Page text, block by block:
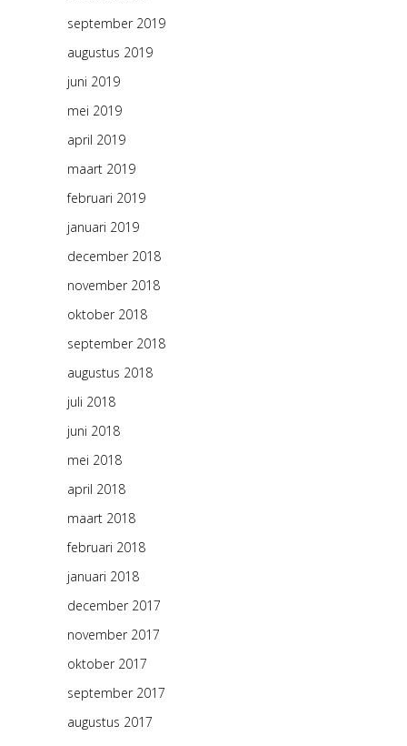
september 2019
augustus 2019
juni 2019
mei 2019
april 2019
maart 2019
februari 2019
januari 2019
december 2018
november 2018
oktober 2018
september 2018
augustus 2018
juli 2018
juni 2018
mei 2018
april 2018
maart 2018
februari 2018
januari 2018
december 2017
november 2017
oktober 2017
september 2017
augustus 2017